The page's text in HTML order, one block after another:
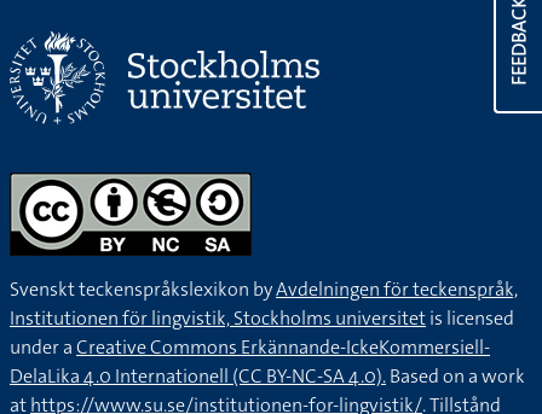
FEEDBACK
Svenskt teckenspråkslexikon byAvdelningen för teckenspråk,
Institutionen för lingvistik, Stockholms universitetis licensed
under aCreative Commons Erkännande-IckeKommersiell-
DelaLika 4.0 Internationell (CC BY-NC-SA 4.0).Based on a work
athttps://www.su.se/institutionen-for-lingvistik/. Tillstånd